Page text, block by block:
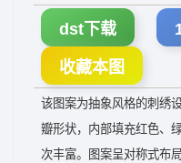
dst下载
收藏本图
该图案为抽象风格的刺绣
瓣形状，内部填充红色、
次丰富。图案呈对称式布